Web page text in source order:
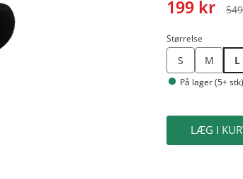
199 kr
Størrelse
S M L
På lager (5+
LÆG I